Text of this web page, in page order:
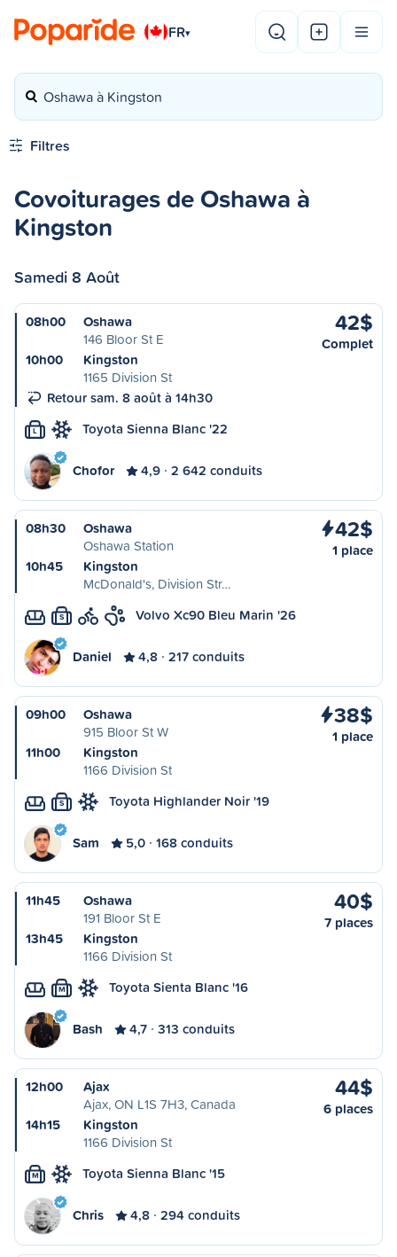
FR▾
Oshawa à Kingston
Filtres
Covoiturages de Oshawa à
Kingston
Samedi 8 Août
08h00
Oshawa
146 Bloor St E
10h00
Kingston
1165 Division St
Retour sam. 8 août à 14h30
42$
Complet
L Toyota Sienna Blanc '22
Chofor 4,9 2 642 conduits
08h30
Oshawa
Oshawa Station
10h45
Kingston
McDonald's, Division Str…
42$
1 place
S Volvo Xc90 Bleu Marin '26
Daniel 4,8 217 conduits
09h00
Oshawa
915 Bloor St W
11h00
Kingston
1166 Division St
38$
1 place
S Toyota Highlander Noir '19
Sam 5,0 168 conduits
11h45
Oshawa
191 Bloor St E
13h45
Kingston
1166 Division St
40$
7 places
M Toyota Sienta Blanc '16
Bash 4,7 313 conduits
12h00
Ajax
Ajax, ON L1S 7H3, Canada
14h15
Kingston
1166 Division St
44$
6 places
M Toyota Sienna Blanc '15
Chris 4,8 294 conduits